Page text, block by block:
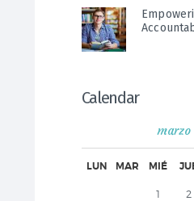
Calendar
marzo
LUN MAR MIÉ
1 2